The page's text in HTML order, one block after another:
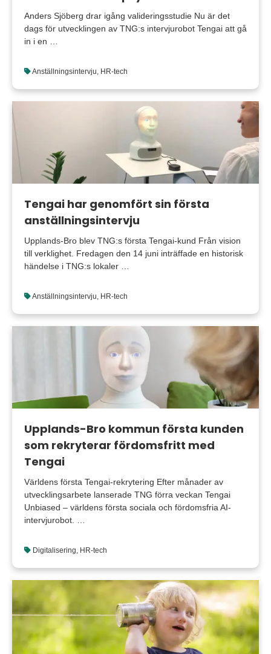
Anders Sjöberg drar igång valideringsstudie Nu är det
dags för utvecklingen av TNG:s intervjurobot Tengai att gå
in i en …
Anställningsintervju HR-tech
Tengai har genomfört sin första
anställningsintervju
Upplands-Bro blev TNG:s första Tengai-kund Från vision
till verklighet. Fredagen den 14 juni inträffade en historisk
händelse i TNG:s lokaler …
Anställningsintervju HR-tech
Upplands-Bro kommun första kunden
som rekryterar fördomsfritt med
Tengai
Världens första Tengai-rekrytering Efter månader av
utvecklingsarbete lanserade TNG förra veckan Tengai
Unbiased – världens första sociala och fördomsfria AI-
intervjurobot. …
Digitalisering HR-tech